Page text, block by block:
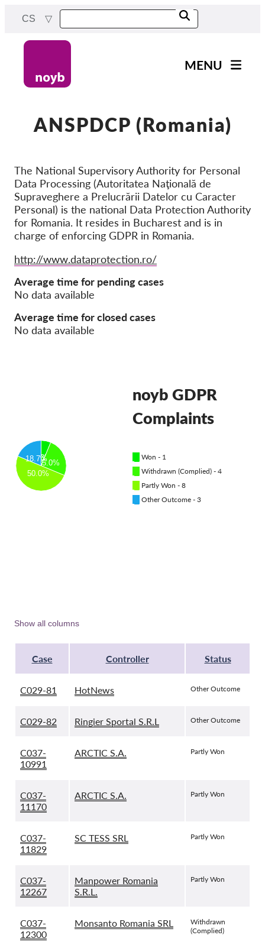
content
CS
MENU
Naše práce
Rozhodnutí dozorových
orgánů
Rozhodnutí pro jednotlivé
společnosti
Reports & Resources
Exercise your rights!
Pordporte nás!
Přihlášení člena
Výroční zprávy
Otázky a odpovědi
ANSPDCP (Romania)
The National Supervisory Authority for Personal
Data Processing (Autoritatea Naţională de
Supraveghere a Prelucrării Datelor cu Caracter
Personal) is the national Data Protection Authority
for Romania. It resides in Bucharest and is in
charge of enforcing GDPR in Romania.
Website
http://www.dataprotection.ro/
Average time for pending cases
No data available
Average time for closed cases
No data available
6.3%
25.0%
50.0%
18.7%
noyb GDPR
Complaints
Won - 1
Withdrawn (Complied) - 4
Partly Won - 8
Other Outcome - 3
Show all columns
Case Controller Status
C029-81 HotNews Other Outcome
C029-82 Ringier Sportal S.R.L Other Outcome
C037-
10991
ARCTIC S.A. Partly Won
C037-
11170
ARCTIC S.A. Partly Won
C037-
11829
SC TESS SRL Partly Won
C037-
12267
Manpower Romania
S.R.L.
Partly Won
C037-
12300
Monsanto Romania SRL
Withdrawn
(Complied)